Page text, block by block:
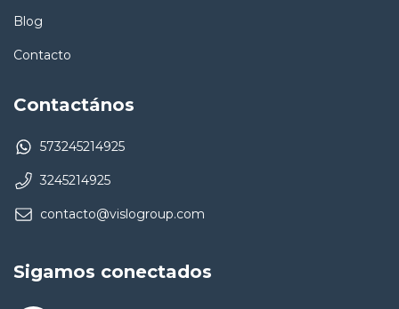
Blog
Contacto
Contactános
573245214925
3245214925
contacto@vislogroup.com
Sigamos conectados